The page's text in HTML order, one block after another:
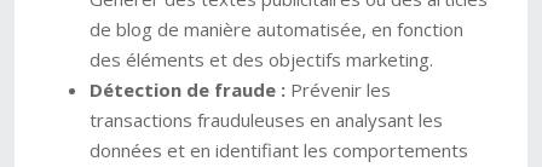
de blog de manière automatisée, en fonction
des éléments et des objectifs marketing.
Détection de fraude : Prévenir les
transactions frauduleuses en analysant les
données et en identifiant les comportements